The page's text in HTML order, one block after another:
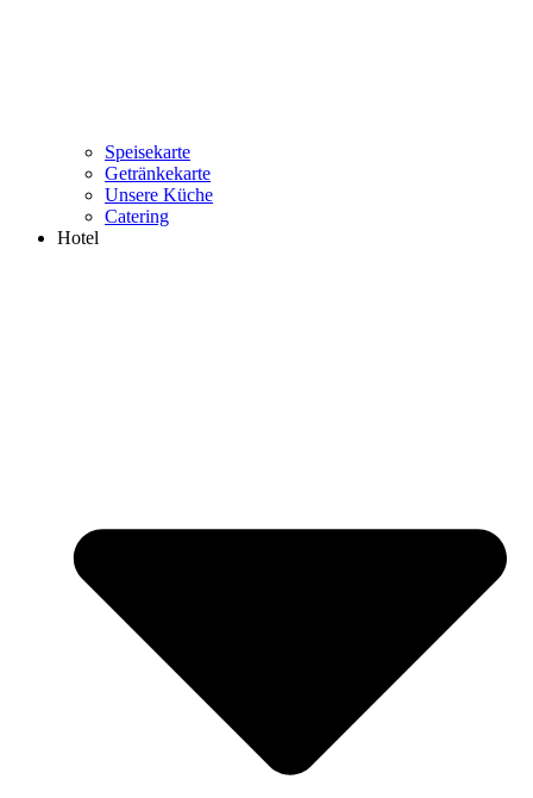
Speisekarte
Getränkekarte
Unsere Küche
Catering
Hotel